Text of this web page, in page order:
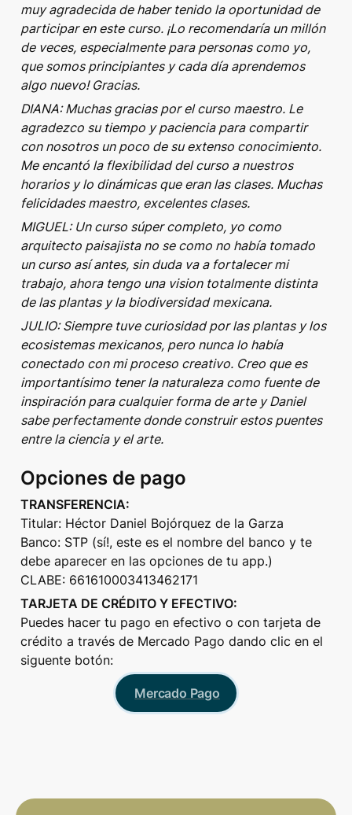
muy agradecida de haber tenido la oportunidad de
participar en este curso. ¡Lo recomendaría un millón
de veces, especialmente para personas como yo,
que somos principiantes y cada día aprendemos
algo nuevo! Gracias.
DIANA: Muchas gracias por el curso maestro. Le
agradezco su tiempo y paciencia para compartir
con nosotros un poco de su extenso conocimiento.
Me encantó la flexibilidad del curso a nuestros
horarios y lo dinámicas que eran las clases. Muchas
felicidades maestro, excelentes clases.
MIGUEL: Un curso súper completo, yo como
arquitecto paisajista no se como no había tomado
un curso así antes, sin duda va a fortalecer mi
trabajo, ahora tengo una vision totalmente distinta
de las plantas y la biodiversidad mexicana.
JULIO: Siempre tuve curiosidad por las plantas y los
ecosistemas mexicanos, pero nunca lo había
conectado con mi proceso creativo. Creo que es
importantísimo tener la naturaleza como fuente de
inspiración para cualquier forma de arte y Daniel
sabe perfectamente donde construir estos puentes
entre la ciencia y el arte.
Opciones de pago
TRANSFERENCIA:
Titular: Héctor Daniel Bojórquez de la Garza
Banco: STP (sí!, este es el nombre del banco y te
debe aparecer en las opciones de tu app.)
CLABE: 661610003413462171
TARJETA DE CRÉDITO Y EFECTIVO:
Puedes hacer tu pago en efectivo o con tarjeta de
crédito a través de Mercado Pago dando clic en el
siguente botón:
Mercado Pago